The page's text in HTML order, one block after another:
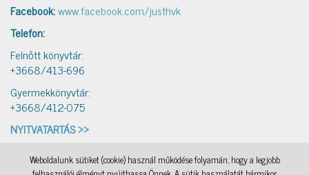
Facebook:www.facebook.com/justhvk
Telefon:
Felnőtt könyvtár:
+3668/413-696
Gyermekkönyvtár:
+3668/412-075
NYITVATARTÁS >>
IAMSocial, a WordPress Theme by@aicragellebasiKönyvtári levelezés, a WordPress Theme by
Weboldalunk sütiket (cookie) használ működése folyamán, hogy a legjobb